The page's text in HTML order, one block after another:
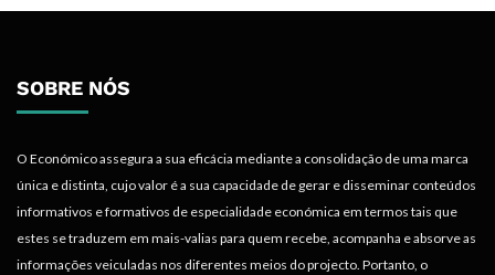
SOBRE NÓS
O Económico assegura a sua eficácia mediante a consolidação de uma marca
única e distinta, cujo valor é a sua capacidade de gerar e disseminar conteúdos
informativos e formativos de especialidade económica em termos tais que
estes se traduzem em mais-valias para quem recebe, acompanha e absorve as
informações veiculadas nos diferentes meios do projecto. Portanto, o